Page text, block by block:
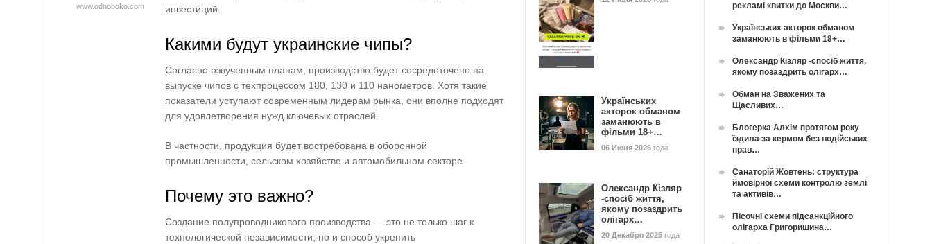
www.odnoboko.com
инвестиций.
Какими будут украинские чипы?
Согласно озвученным планам, производство будет сосредоточено на
выпуске чипов с техпроцессом 180, 130 и 110 нанометров. Хотя такие
показатели уступают современным лидерам рынка, они вполне подходят
для удовлетворения нужд ключевых отраслей.
В частности, продукция будет востребована в оборонной
промышленности, сельском хозяйстве и автомобильном секторе.
Почему это важно?
Создание полупроводникового производства — это не только шаг к
технологической независимости, но и способ укрепить
Українських
акторок обманом
заманюють в
фільми 18+…
06 Июня 2026 года
Олександр Кізляр
-спосіб життя,
якому позаздрить
олігарх…
20 Декабря 2025 года
рекламі квитки до Москви…
Українських акторок обманом
заманюють в фільми 18+…
Олександр Кізляр -спосіб життя,
якому позаздрить олігарх…
Обман на Зважених та
Щасливих…
Блогерка Алхім протягом року
їздила за кермом без водійських
прав…
Санаторій Жовтень: структура
ймовірної схеми контролю землі
та активів…
Пісочні схеми підсанкційного
олігарха Григоришина…